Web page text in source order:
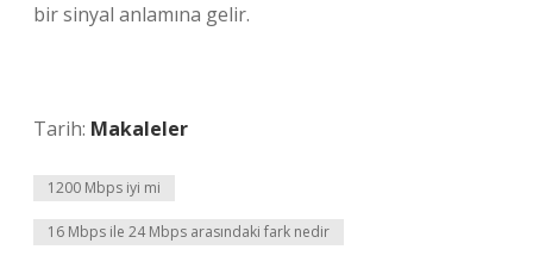
bir sinyal anlamına gelir.
Tarih: Makaleler
1200 Mbps iyi mi
16 Mbps ile 24 Mbps arasındaki fark nedir